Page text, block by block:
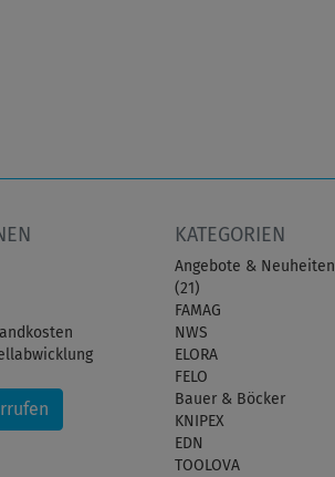
KATEGORIEN
Angebote & Neuheiten
(21)
FAMAG
NWS
ELORA
FELO
Bauer & Böcker
KNIPEX
EDN
TOOLOVA